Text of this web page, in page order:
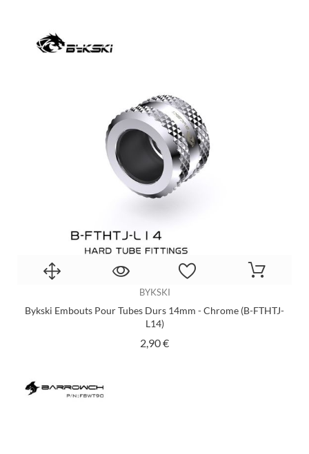
BYKSKI
Bykski Embouts Pour Tubes Durs 14mm - Chrome (B-FTHTJ-
L14)
2,90 €Prix